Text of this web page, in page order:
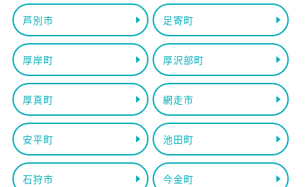
芦別市 足寄町
厚岸町 厚沢部町
厚真町 網走市
安平町 池田町
石狩市 今金町